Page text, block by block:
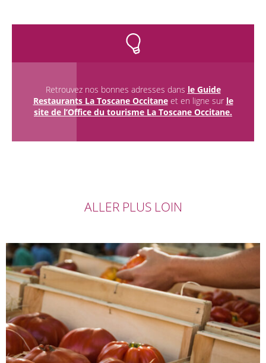
Retrouvez nos bonnes adresses dans le Guide
Restaurants La Toscane Occitaneet en ligne sur le
site de l’Office du tourisme La Toscane Occitane.
ALLER PLUS LOIN